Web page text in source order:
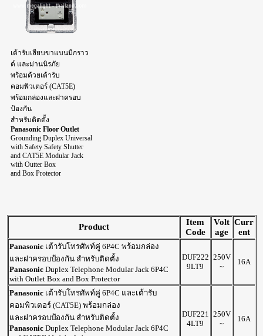
เต้ารับเสียบขาแบนมีกราว
ด์ และม่านนิรภัย
พร้อมด้วยเต้ารับ
คอมพิวเตอร์ (CAT5E)
พร้อมกล่องและฝาครอบ
ป้องกัน
สำหรับติดตั้ง
Panasonic Floor Outlet
Grounding Duplex Universal
with Safety Safety Shutter
and CAT5E Modular Jack
with Outter Box
and Box Protector
Product
Item
Code
Volt
age
Curr
ent
Panasonicเต้ารับโทรศัพท์คู่ 6P4C พร้อมกล่อง
และฝาครอบป้องกัน สำหรับติดตั้ง
PanasonicDuplex Telephone Modular Jack 6P4C
with Outlet Box and Box Protector
DUF222
9LT9
250V
~
16A
Panasonicเต้ารับโทรศัพท์คู่ 6P4C และเต้ารับ
คอมพิวเตอร์ (CAT5E) พร้อมกล่อง
และฝาครอบป้องกัน สำหรับติดตั้ง
PanasonicDuplex Telephone Modular Jack 6P4C
DUF221
4LT9
250V
~
16A